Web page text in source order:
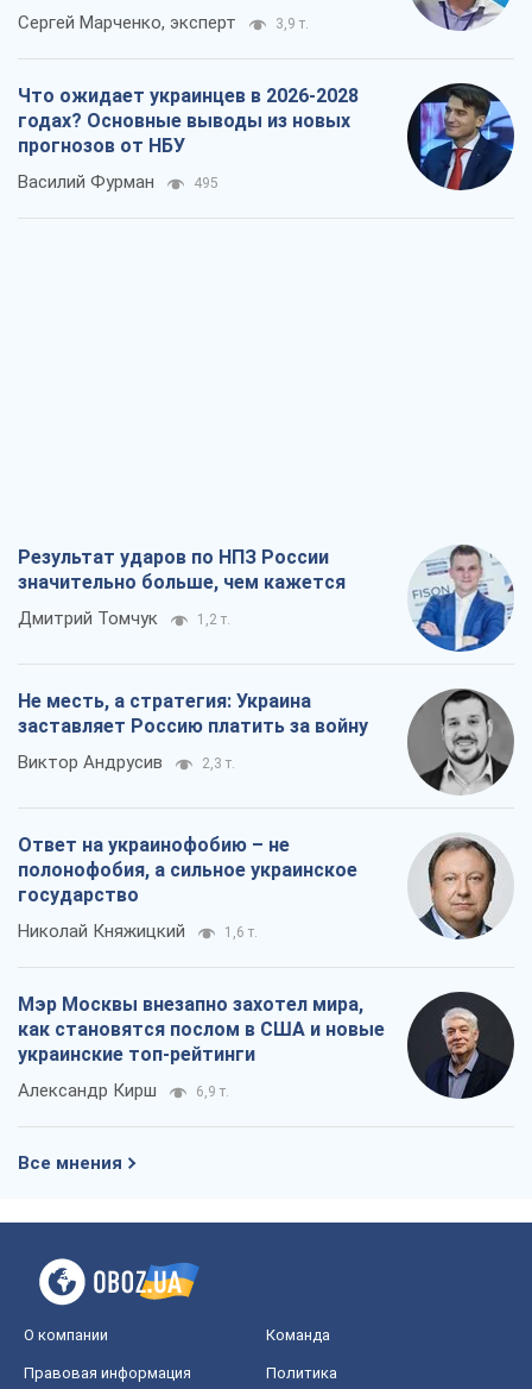
Сергей Марченко, эксперт 3,9 т.
Что ожидает украинцев в 2026-2028
годах? Основные выводы из новых
прогнозов от НБУ
Василий Фурман 495
Результат ударов по НПЗ России
значительно больше, чем кажется
Дмитрий Томчук 1,2 т.
Не месть, а стратегия: Украина
заставляет Россию платить за войну
Виктор Андрусив 2,3 т.
Ответ на украинофобию – не
полонофобия, а сильное украинское
государство
Николай Княжицкий 1,6 т.
Мэр Москвы внезапно захотел мира,
как становятся послом в США и новые
украинские топ-рейтинги
Александр Кирш 6,9 т.
Все мнения
О компании Команда
Правовая информация
Политика